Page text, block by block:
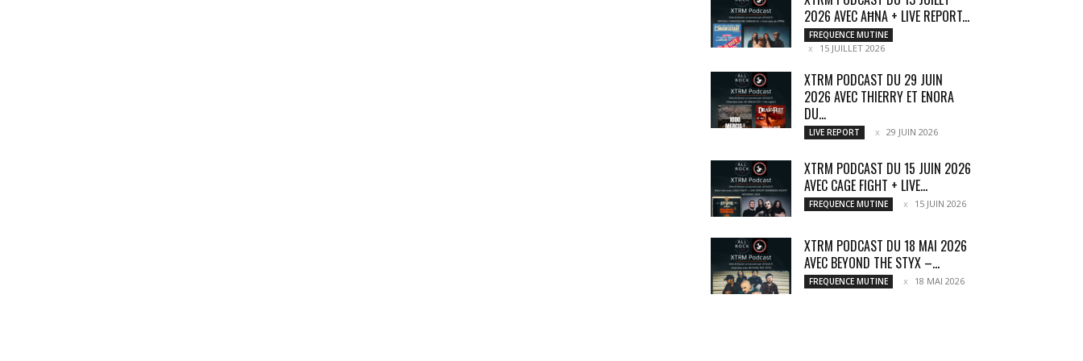
2026 AVEC AĦNA + LIVE REPORT...
FREQUENCE MUTINE
15 JUILLET 2026
XTRM PODCAST DU 29 JUIN
2026 AVEC THIERRY ET ENORA
DU...
LIVE REPORT 29 JUIN 2026
XTRM PODCAST DU 15 JUIN 2026
AVEC CAGE FIGHT + LIVE...
FREQUENCE MUTINE 15 JUIN 2026
XTRM PODCAST DU 18 MAI 2026
AVEC BEYOND THE STYX –...
FREQUENCE MUTINE 18 MAI 2026